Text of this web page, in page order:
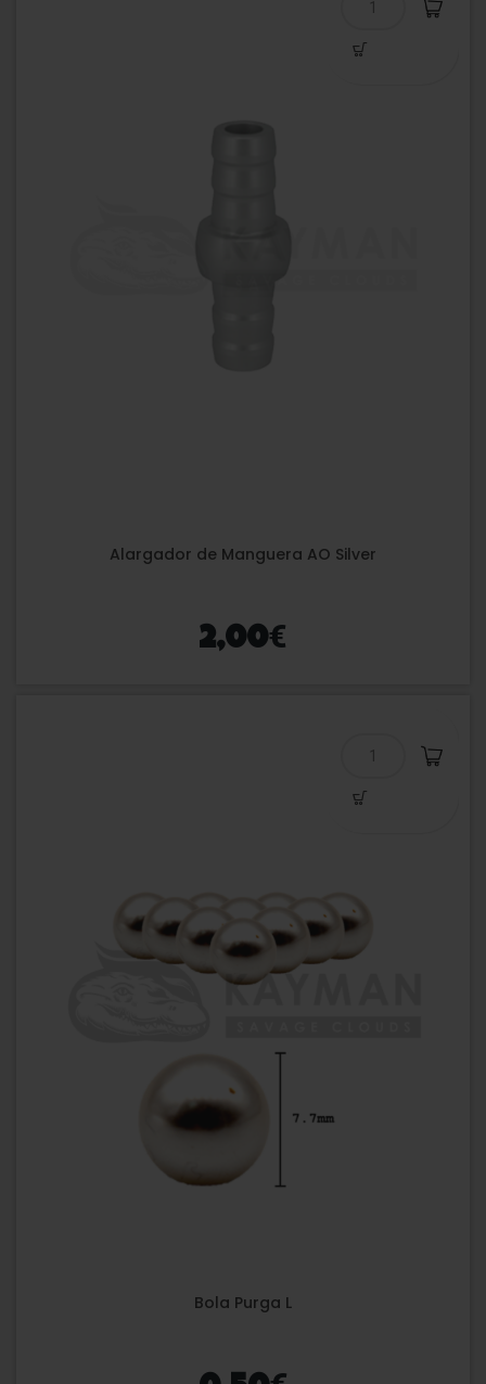
Alargador de Manguera AO Silver
2,00€
Bola Purga L